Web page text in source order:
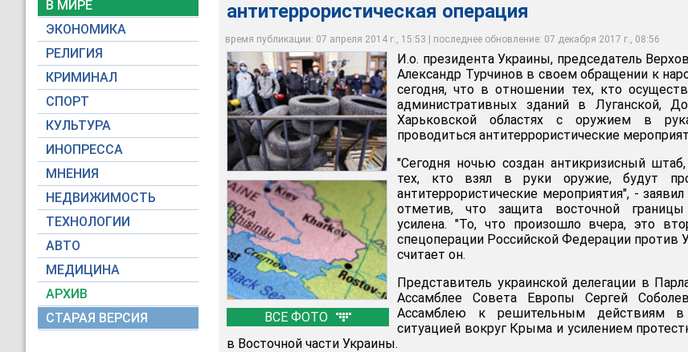
В МИРЕ
ЭКОНОМИКА
РЕЛИГИЯ
КРИМИНАЛ
СПОРТ
КУЛЬТУРА
ИНОПРЕССА
МНЕНИЯ
НЕДВИЖИМОСТЬ
ТЕХНОЛОГИИ
АВТО
МЕДИЦИНА
АРХИВ
СТАРАЯ ВЕРСИЯ
антитеррористическая операция
время публикации: 07 апреля 2014 г., 15:53 | последнее обновление: 07 декабря 2017 г., 08:56
ВСЕ ФОТО
которые происходят сейчас в Донецке, Харькове и Луганске
Reuters
вопросам, связанным с "аннексией" Крыма Россией
Moscow-Live.ru
развиваются события в Приднестровье
Reuters
И.о. президента Украины, председатель
Александр Турчинов в своем обращении к
сегодня, что в отношении тех, кто
административных зданий в Луганской,
Харьковской областях с оружием в
проводиться антитеррористические
"Сегодня ночью создан антикризисный
тех, кто взял в руки оружие, будут
антитеррористические мероприятия", -
отметив, что защита восточной
усилена. "То, что произошло вчера, это
спецоперации Российской Федерации против
считает он.
Представитель украинской делегации в
Ассамблее Совета Европы Сергей
Ассамблею к решительным действиям
ситуацией вокруг Крыма и усилением
в Восточной части Украины.